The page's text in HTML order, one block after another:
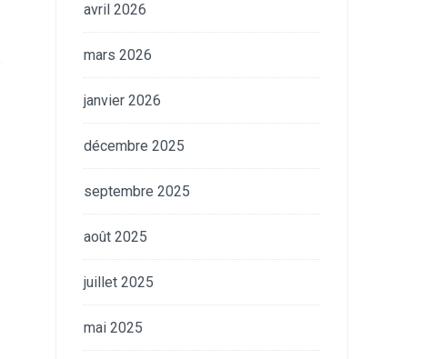
avril 2026
mars 2026
janvier 2026
décembre 2025
septembre 2025
août 2025
juillet 2025
mai 2025